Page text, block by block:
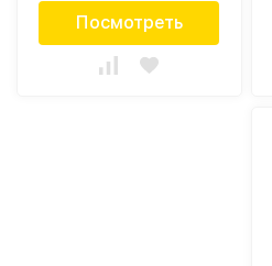
Посмотреть